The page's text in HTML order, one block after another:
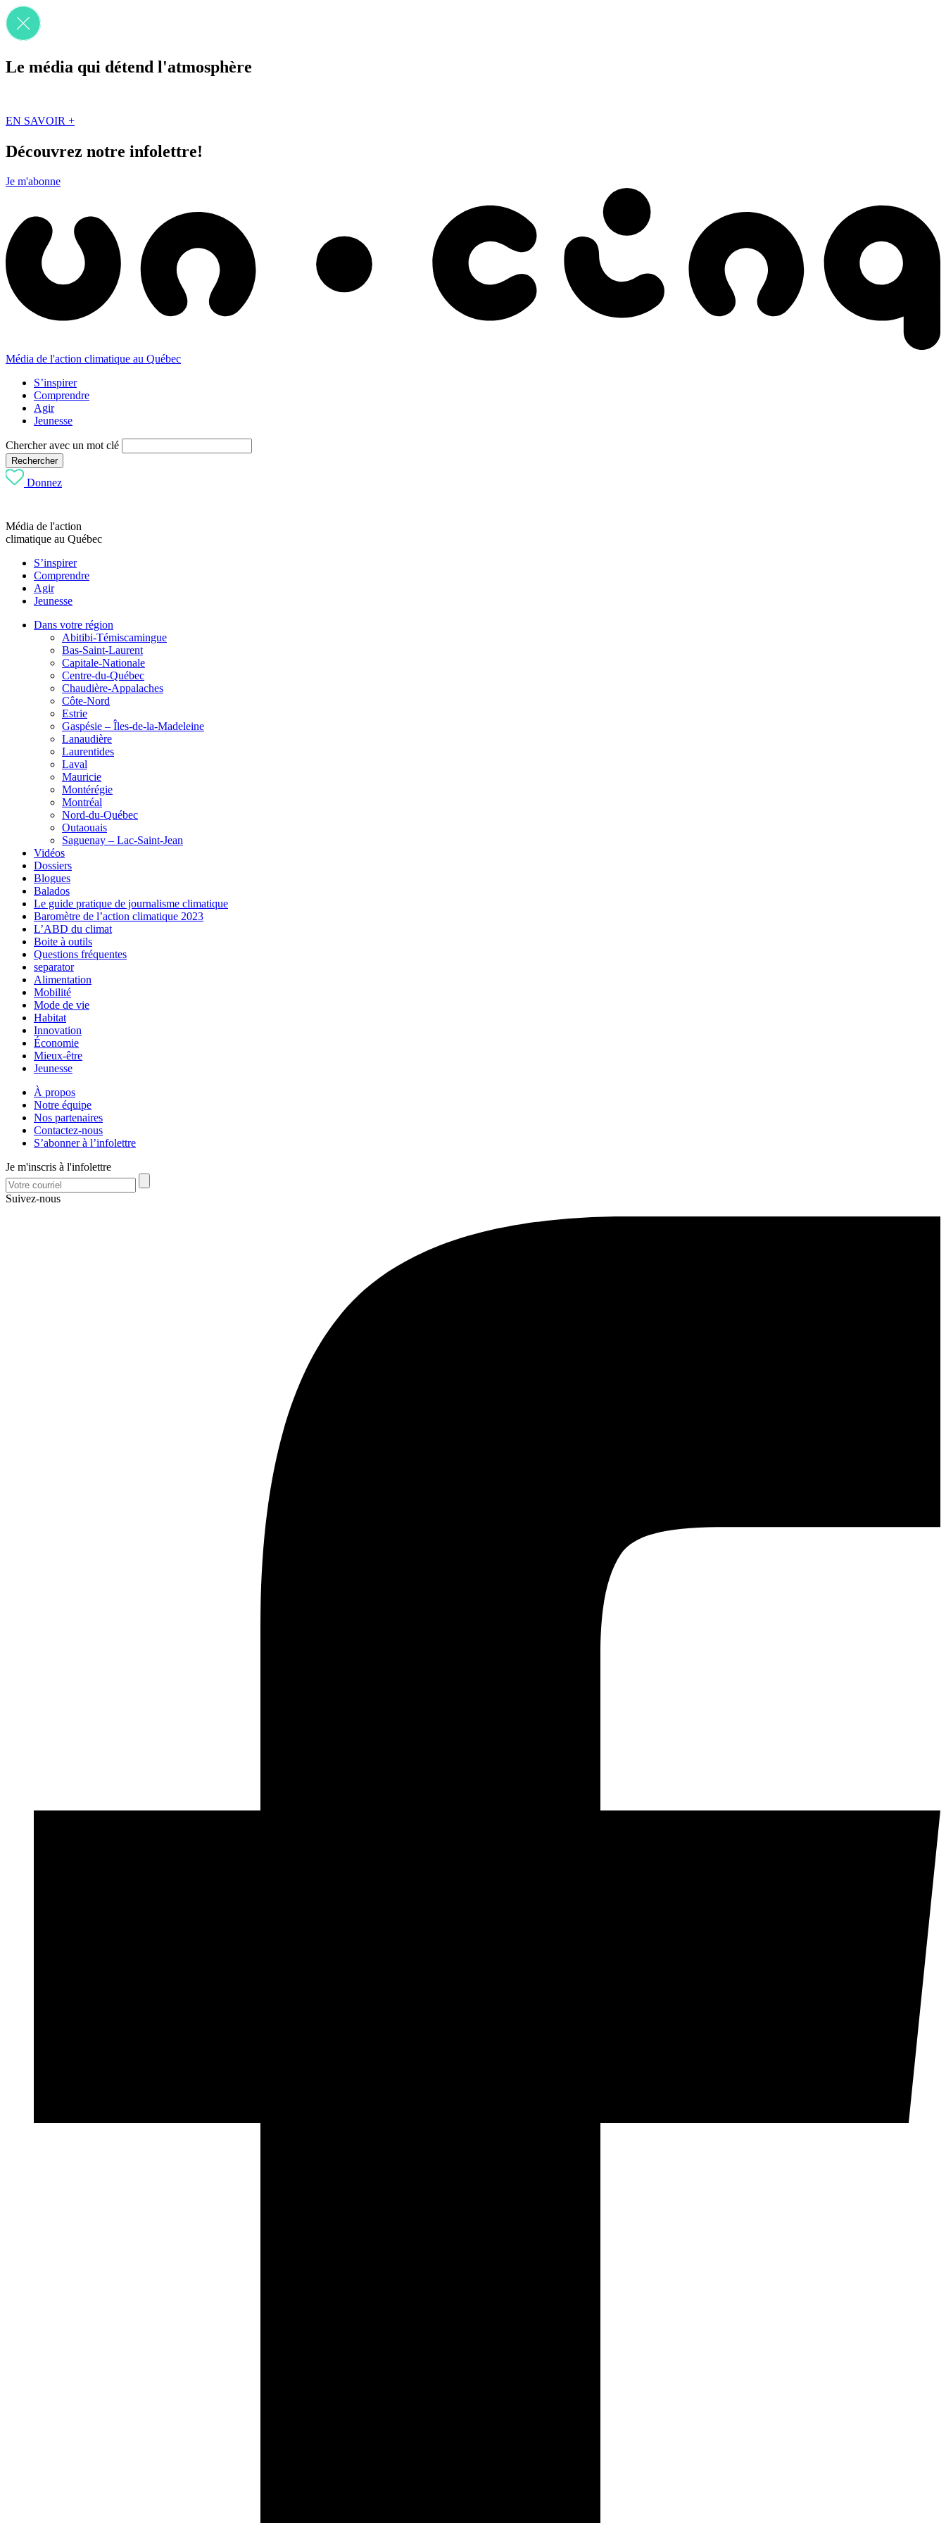
Le média qui détend l'atmosphère
EN SAVOIR +
Découvrez notre infolettre!
Je m'abonne
Média de l'action climatique au Québec
S’inspirer
Comprendre
Agir
Jeunesse
Chercher avec un mot clé
Rechercher
Donnez
Média de l'action
climatique au Québec
S’inspirer
Comprendre
Agir
Jeunesse
Dans votre région
Abitibi-Témiscamingue
Bas-Saint-Laurent
Capitale-Nationale
Centre-du-Québec
Chaudière-Appalaches
Côte-Nord
Estrie
Gaspésie – Îles-de-la-Madeleine
Lanaudière
Laurentides
Laval
Mauricie
Montérégie
Montréal
Nord-du-Québec
Outaouais
Saguenay – Lac-Saint-Jean
Vidéos
Dossiers
Blogues
Balados
Le guide pratique de journalisme climatique
Baromètre de l’action climatique 2023
L’ABD du climat
Boite à outils
Questions fréquentes
separator
Alimentation
Mobilité
Mode de vie
Habitat
Innovation
Économie
Mieux-être
Jeunesse
À propos
Notre équipe
Nos partenaires
Contactez-nous
S’abonner à l’infolettre
Je m'inscris à l'infolettre
Suivez-nous